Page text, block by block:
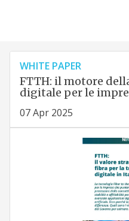
WHITE PAPER
FTTH: il motore
digitale per le
07 Apr 2025